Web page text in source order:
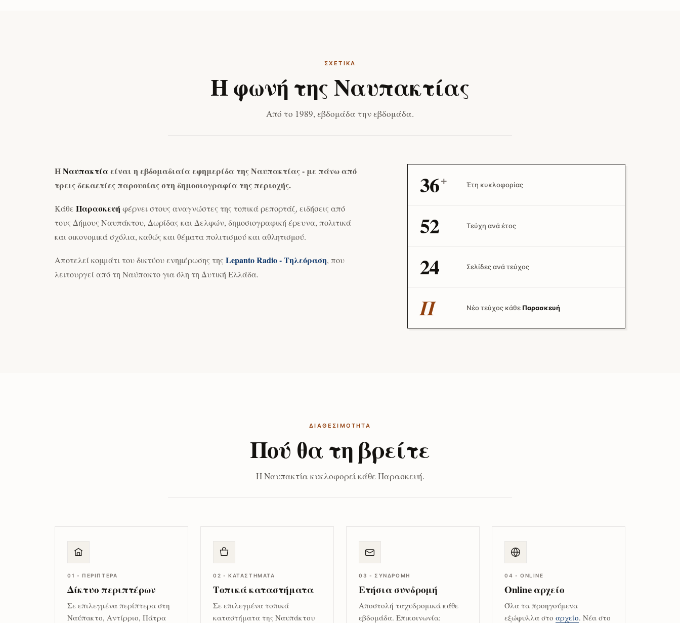
ΣΧΕΤΙΚΆ
Η φωνή της Ναυπακτίας
Από το 1989, εβδομάδα την εβδομάδα.
ΗΝαυπακτίαείναι η εβδομαδιαία εφημερίδα της Ναυπακτίας - με πάνω από
τρεις δεκαετίες παρουσίας στη δημοσιογραφία της περιοχής.
Κάθε Παρασκευή φέρνει στους αναγνώστες της τοπικά ρεπορτάζ, ειδήσεις από
τους Δήμους Ναυπάκτου, Δωρίδας και Δελφών, δημοσιογραφική έρευνα, πολιτικά
και οικονομικά σχόλια, καθώς και θέματα πολιτισμού και αθλητισμού.
Αποτελεί κομμάτι του δικτύου ενημέρωσης της Lepanto Radio - Τηλεόραση, που
λειτουργεί από τη Ναύπακτο για όλη τη Δυτική Ελλάδα.
36+ Έτη κυκλοφορίας
52 Τεύχη ανά έτος
24 Σελίδες ανά τεύχος
Π Νέο τεύχος κάθε Παρασκευή
ΔΙΑΘΕΣΙΜΌΤΗΤΑ
Πού θα τη βρείτε
Η Ναυπακτία κυκλοφορεί κάθε Παρασκευή.
01 - ΠΕΡΊΠΤΕΡΑ
Δίκτυο περιπτέρων
Σε επιλεγμένα περίπτερα στη
Ναύπακτο, Αντίρριο, Πάτρα
02 - ΚΑΤΑΣΤΉΜΑΤΑ
Τοπικά καταστήματα
Σε επιλεγμένα τοπικά
καταστήματα της Ναυπάκτου
03 - ΣΥΝΔΡΟΜΉ
Ετήσια συνδρομή
Αποστολή ταχυδρομικά κάθε
εβδομάδα. Επικοινωνία:
04 - ONLINE
Online αρχείο
Όλα τα προηγούμενα
εξώφυλλα στο αρχείο. Νέα στο